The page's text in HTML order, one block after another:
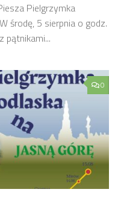
Pielgrzymka
środę, 5 sierpnia o godz.
pątnikami...
0